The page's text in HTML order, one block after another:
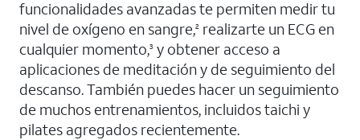
funcionalidades avanzadas te permiten medir tu
nivel de oxígeno en sangre,2 realizarte un ECG en
cualquier momento,3 y obtener acceso a
aplicaciones de meditación y de seguimiento del
descanso. También puedes hacer un seguimiento
de muchos entrenamientos, incluidos taichi y
pilates agregados recientemente.